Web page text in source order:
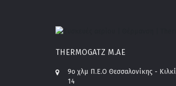
THERMOGATZ Μ.ΑΕ
9o χλμ Π.Ε.Ο Θεσσαλονίκης -
14